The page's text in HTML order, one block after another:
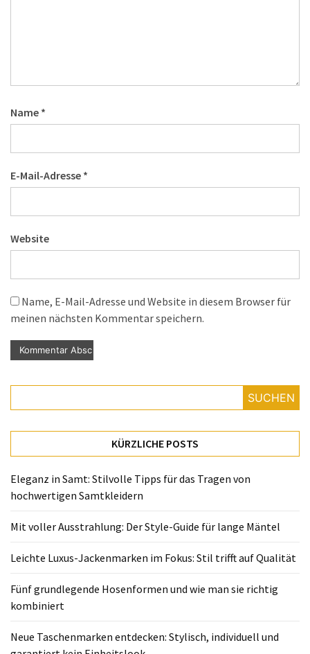
Name *
E-Mail-Adresse *
Website
Name, E-Mail-Adresse und Website in diesem Browser für
meinen nächsten Kommentar speichern.
SUCHEN
KÜRZLICHE POSTS
Eleganz in Samt: Stilvolle Tipps für das Tragen von
hochwertigen Samtkleidern
Mit voller Ausstrahlung: Der Style-Guide für lange Mäntel
Leichte Luxus-Jackenmarken im Fokus: Stil trifft auf Qualität
Fünf grundlegende Hosenformen und wie man sie richtig
kombiniert
Neue Taschenmarken entdecken: Stylisch, individuell und